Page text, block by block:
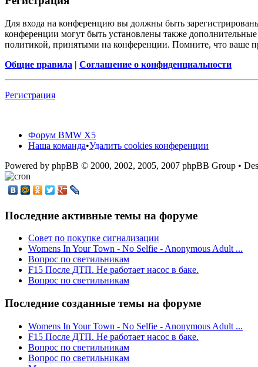
Для входа на конференцию вы должны быть
конференции могут быть установлены также
политикой, принятыми на конференции. Помните, что ваше
Общие правила | Соглашение о конфиденциальности
Регистрация
Форум BMW X5
Наша команда•Удалить cookies конференции
Powered by phpBB © 2000, 2002, 2005, 2007 phpBB Group •
Последние активные темы на форуме
Cовет по покупке сигнализации
Womens In Your Town - No Selfie - Anonymous Adult ...
Вопрос по светильникам
F15 После ДТП. Не работает насос в баке.
Вопрос по светильникам
Последние созданные темы на форуме
Womens In Your Town - No Selfie - Anonymous Adult ...
F15 После ДТП. Не работает насос в баке.
Вопрос по светильникам
Вопрос по светильникам